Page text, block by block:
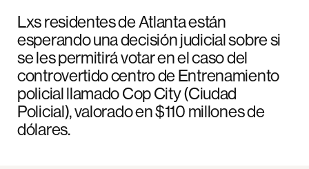
Lxs residentes de Atlanta están
esperando una decisión judicial sobre si
se les permitirá votar en el caso del
controvertido centro de Entrenamiento
policial llamado Cop City (Ciudad
Policial), valorado en $110 millones de
dólares.